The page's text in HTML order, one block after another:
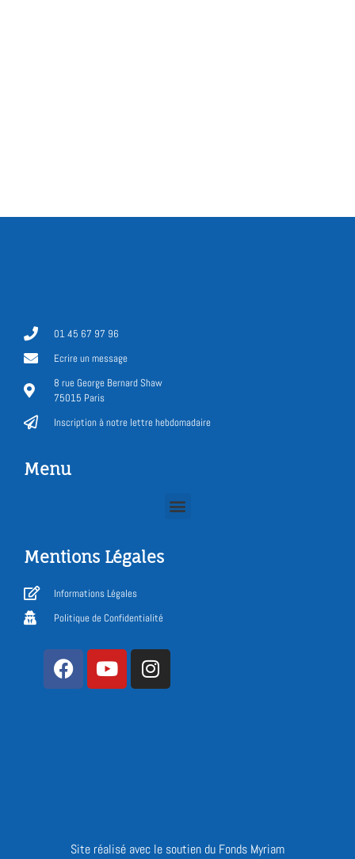
01 45 67 97 96
Ecrire un message
8 rue George Bernard Shaw
75015 Paris
Inscription à notre lettre hebdomadaire
Menu
Mentions Légales
Informations Légales
Politique de Confidentialité
Site réalisé avec le soutien du Fonds Myriam